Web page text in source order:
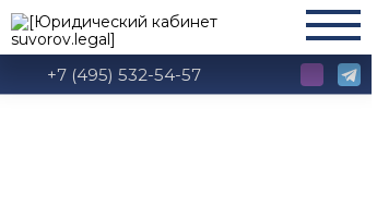
+7 (495) 532-54-57